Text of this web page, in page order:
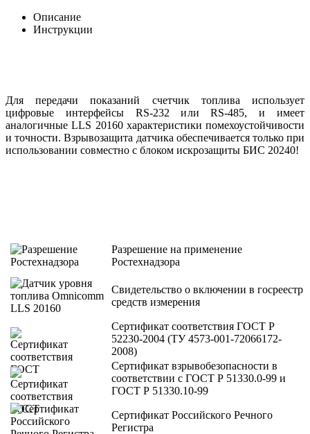
Описание
Инструкции
Для передачи показаний счетчик топлива использует
цифровые интерфейсы RS-232 или RS-485, и имеет
аналогичные LLS 20160 характеристики помехоустойчивости
и точности. Взрывозащита датчика обеспечивается только при
использовании совместно с блоком искрозащиты БИС 20240!
Разрешение на применение
Ростехнадзора
Свидетельство о включении в госреестр
средств измерения
Сертификат соответствия ГОСТ Р
52230-2004 (ТУ 4573-001-72066172-
2008)
Сертификат взрывобезопасности в
соответствии с ГОСТ Р 51330.0-99 и
ГОСТ Р 51330.10-99
Сертификат Российского Речного
Регистра